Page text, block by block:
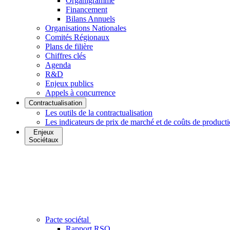
Financement
Bilans Annuels
Organisations Nationales
Comités Régionaux
Plans de filière
Chiffres clés
Agenda
R&D
Enjeux publics
Appels à concurrence
Contractualisation
Les outils de la contractualisation
Les indicateurs de prix de marché et de coûts de
Enjeux
Sociétaux
Pacte sociétal